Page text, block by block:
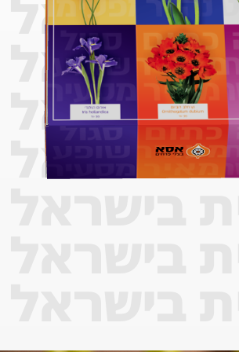
בישראל
בישראל
בישראל
בישראל
בישראל
בישראל
בישראל